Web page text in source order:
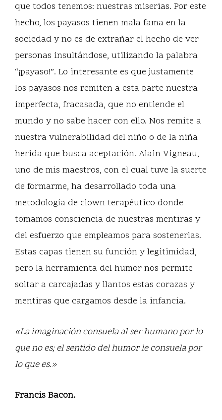
que todos tenemos: nuestras miserias. Por este
hecho, los payasos tienen mala fama en la
sociedad y no es de extrañar el hecho de ver
personas insultándose, utilizando la palabra
“¡payaso!”. Lo interesante es que justamente
los payasos nos remiten a esta parte nuestra
imperfecta, fracasada, que no entiende el
mundo y no sabe hacer con ello. Nos remite a
nuestra vulnerabilidad del niño o de la niña
herida que busca aceptación. Alain Vigneau,
uno de mis maestros, con el cual tuve la suerte
de formarme, ha desarrollado toda una
metodología de clown terapéutico donde
tomamos consciencia de nuestras mentiras y
del esfuerzo que empleamos para sostenerlas.
Estas capas tienen su función y legitimidad,
pero la herramienta del humor nos permite
soltar a carcajadas y llantos estas corazas y
mentiras que cargamos desde la infancia.
«La imaginación consuela al ser humano por lo
que no es; el sentido del humor le consuela por
lo que es.»
Francis Bacon.